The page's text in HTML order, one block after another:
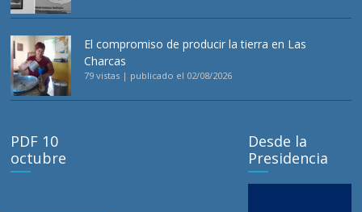
El compromiso de producir la tierra en Las
Charcas
79 vistas | publicado el 02/08/2026
PDF 10
octubre
Desde la
Presidencia